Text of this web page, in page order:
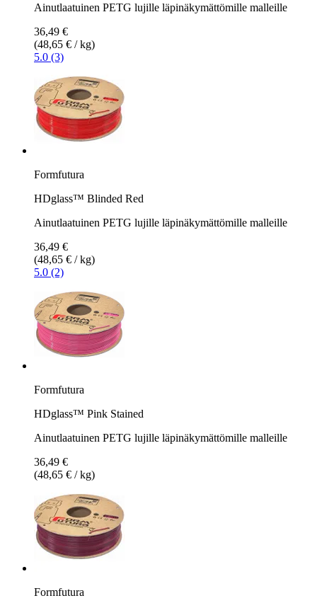
Ainutlaatuinen PETG lujille läpinäkymättömille malleille
36,49 €
(48,65 € / kg)
5.0 (3)
Formfutura
HDglass™ Blinded Red
Ainutlaatuinen PETG lujille läpinäkymättömille malleille
36,49 €
(48,65 € / kg)
5.0 (2)
Formfutura
HDglass™ Pink Stained
Ainutlaatuinen PETG lujille läpinäkymättömille malleille
36,49 €
(48,65 € / kg)
Formfutura